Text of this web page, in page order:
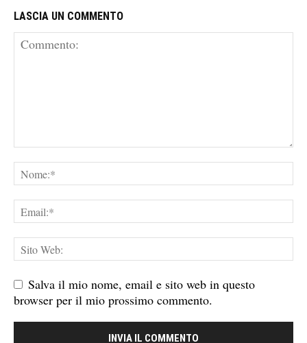
LASCIA UN COMMENTO
Salva il mio nome, email e sito web in questo
browser per il mio prossimo commento.